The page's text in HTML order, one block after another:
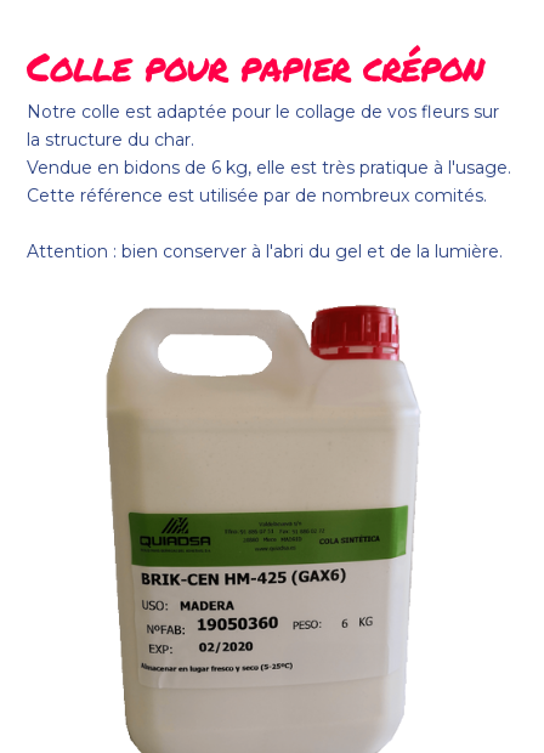
Colle pour papier crépon
Notre colle est adaptée pour le collage de vos fleurs sur
la structure du char.
Vendue en bidons de 6 kg, elle est très pratique à l'usage.
Cette référence est utilisée par de nombreux comités.
Attention : bien conserver à l'abri du gel et de la lumière.